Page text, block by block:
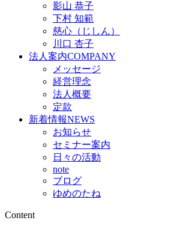
影山 恭子
下村 知範
慈心（じしん）
川口 杏子
法人案内COMPANY
メッセージ
経営理念
法人概要
定款
新着情報NEWS
お知らせ
セミナー案内
日々の活動
note
ブログ
ゆめのたね
Content